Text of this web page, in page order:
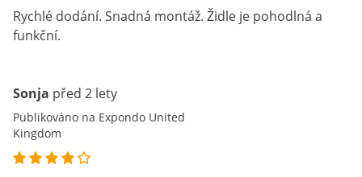
Rychlé dodání. Snadná montáž. Židle je pohodlná a
funkční.
Sonja před 2 lety
Publikováno na Expondo United
Kingdom